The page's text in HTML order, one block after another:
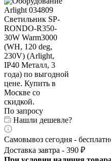
По запросу
Нашли дешевле?
Самовывоз сегодня -
Доставка завтра - 390 ₽